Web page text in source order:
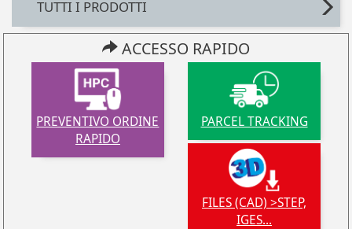
TUTTI I PRODOTTI
ACCESSO RAPIDO
PREVENTIVO ORDINE
RAPIDO
PARCEL TRACKING
FILES (CAD) >STEP,
IGES...